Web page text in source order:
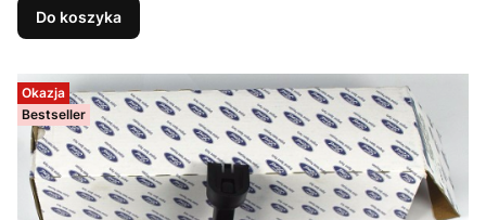
Do koszyka
Okazja
Bestseller